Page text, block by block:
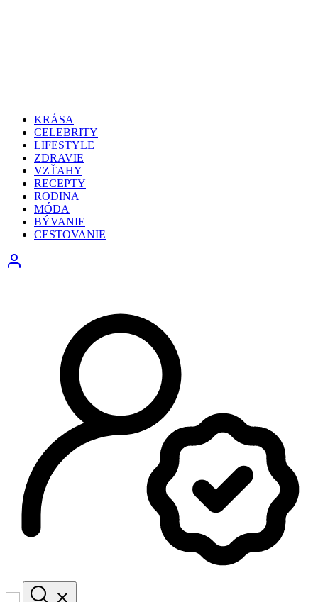
KRÁSA
CELEBRITY
LIFESTYLE
ZDRAVIE
VZŤAHY
RECEPTY
RODINA
MÓDA
BÝVANIE
CESTOVANIE